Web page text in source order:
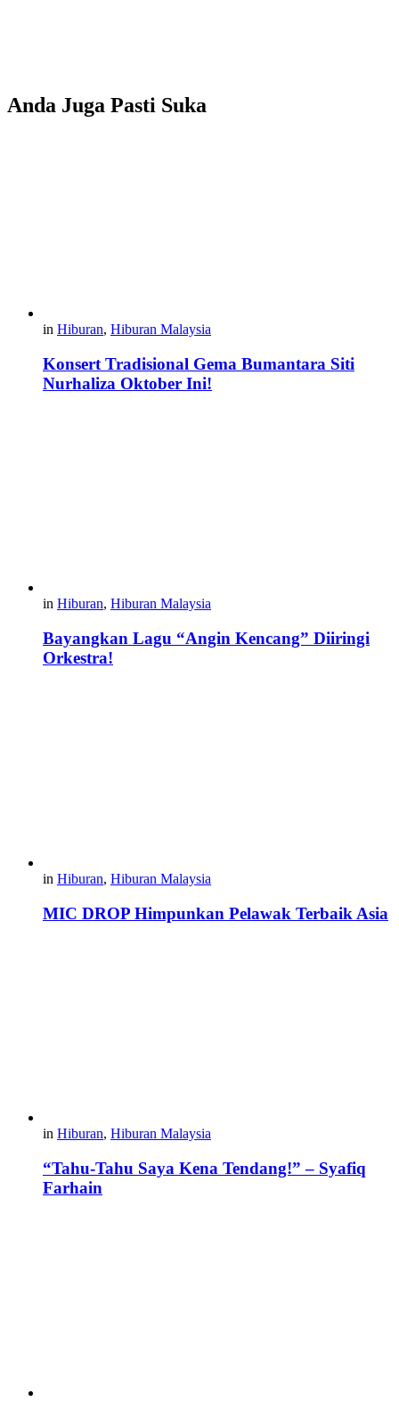
Anda Juga Pasti Suka
in Hiburan, Hiburan Malaysia
Konsert Tradisional Gema Bumantara Siti
Nurhaliza Oktober Ini!
in Hiburan, Hiburan Malaysia
Bayangkan Lagu “Angin Kencang” Diiringi
Orkestra!
in Hiburan, Hiburan Malaysia
MIC DROP Himpunkan Pelawak Terbaik Asia
in Hiburan, Hiburan Malaysia
“Tahu-Tahu Saya Kena Tendang!” – Syafiq
Farhain